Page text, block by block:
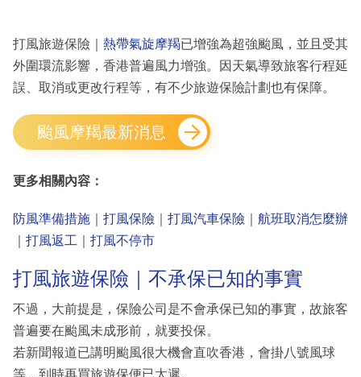
區
打風旅遊保險｜ 熱帶氣旋摩羯已增強為超強颱風，並且受其
外圍環流影響，香港普遍風力增強。因天氣導致旅客行程延
誤、取消或更改行程等，有不少旅遊保險計劃也有保障。
颱風摩羯最新消息
更多相關內容：
防風準備措施 打風保險 打風汽車保險
航班取消怎麼辦
打風返工 打風不停市
打風旅遊保險｜不承保已知的事實
不過，大前提是，保險公司是不會承保已知的事實，故旅客
普遍要在颱風未成形前，就要投保。
若新聞報道已講明颱風很大機會直吹香港，會掛八號風球
等，到時再買旅遊保便已太遲。